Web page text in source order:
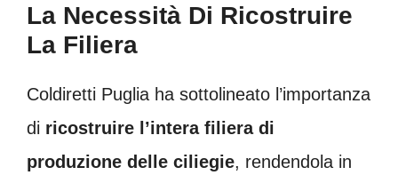
La Necessità Di Ricostruire
La Filiera
Coldiretti Puglia ha sottolineato l’importanza
di ricostruire l’intera filiera di
produzione delle ciliegie, rendendola in